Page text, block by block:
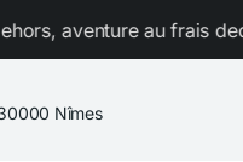
dedans ! Toutes
Nîmes